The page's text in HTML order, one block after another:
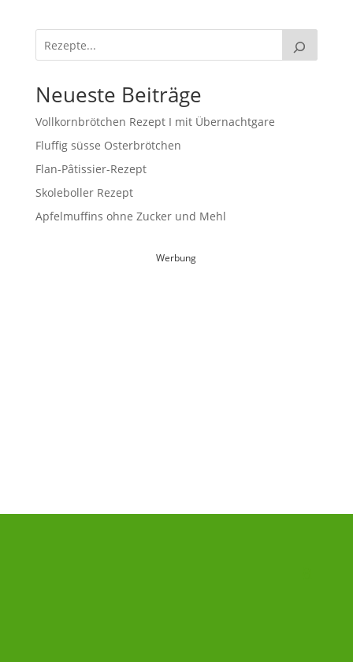
Neueste Beiträge
Vollkornbrötchen Rezept I mit Übernachtgare
Fluffig süsse Osterbrötchen
Flan-Pâtissier-Rezept
Skoleboller Rezept
Apfelmuffins ohne Zucker und Mehl
Werbung